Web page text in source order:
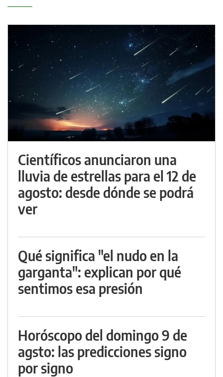
Científicos anunciaron una
lluvia de estrellas para el 12 de
agosto: desde dónde se podrá
ver
Qué significa "el nudo en la
garganta": explican por qué
sentimos esa presión
Horóscopo del domingo 9 de
agsto: las predicciones signo
por signo